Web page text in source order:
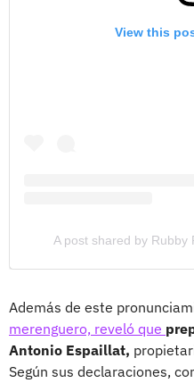
View this
A post shared by Rubby
Además de este
merenguero, reveló que
Antonio Espaillat,
Según sus declaraciones,